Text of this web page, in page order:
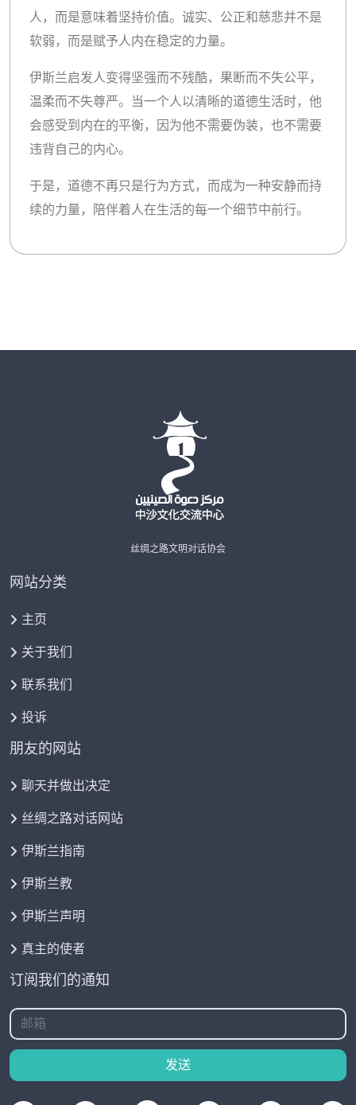
人，而是意味着坚持价值。诚实、公正和慈悲并不是
软弱，而是赋予人内在稳定的力量。
伊斯兰启发人变得坚强而不残酷，果断而不失公平，
温柔而不失尊严。当一个人以清晰的道德生活时，他
会感受到内在的平衡，因为他不需要伪装，也不需要
违背自己的内心。
于是，道德不再只是行为方式，而成为一种安静而持
续的力量，陪伴着人在生活的每一个细节中前行。
丝绸之路文明对话协会
网站分类
主页
关于我们
联系我们
投诉
朋友的网站
聊天并做出决定
丝绸之路对话网站
伊斯兰指南
伊斯兰教
伊斯兰声明
真主的使者
订阅我们的通知
发送